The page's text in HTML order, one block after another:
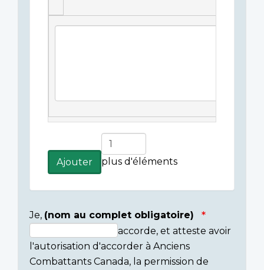
Ajouter
Ajouter
plus
d'éléments
plus d'éléments
Consent
section
Je, (nom au complet obligatoire)
accorde, et atteste avoir
l'autorisation d'accorder à Anciens
Combattants Canada, la permission de